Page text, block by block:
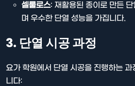
셀룰로스: 재활용된 종이로 만든
며 우수한 단열 성능을 가집니다.
3. 단열 시공 과정
요가 학원에서 단열 시공을 진행하는
니다: